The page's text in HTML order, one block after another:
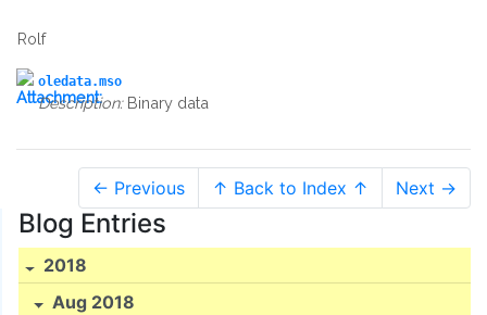
Rolf
oledata.mso
Description:Binary data
← Previous ↑ Back to Index ↑ Next →
Blog Entries
2018
Aug 2018